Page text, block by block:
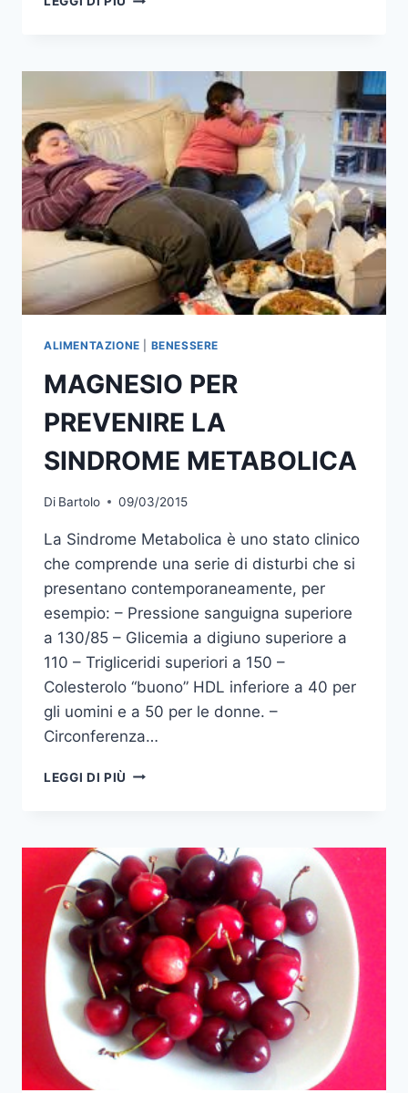
DIETE
ALIMENTAZIONE BENESSERE
MAGNESIO PER
PREVENIRE LA
SINDROME METABOLICA
Di Bartolo 09/03/2015
La Sindrome Metabolica è uno stato clinico
che comprende una serie di disturbi che si
presentano contemporaneamente, per
esempio: – Pressione sanguigna superiore
a 130/85 – Glicemia a digiuno superiore a
110 – Trigliceridi superiori a 150 –
Colesterolo “buono” HDL inferiore a 40 per
gli uomini e a 50 per le donne. –
Circonferenza…
LEGGI DI PIÙ MAGNESIO
SINDROME
METABOLICA